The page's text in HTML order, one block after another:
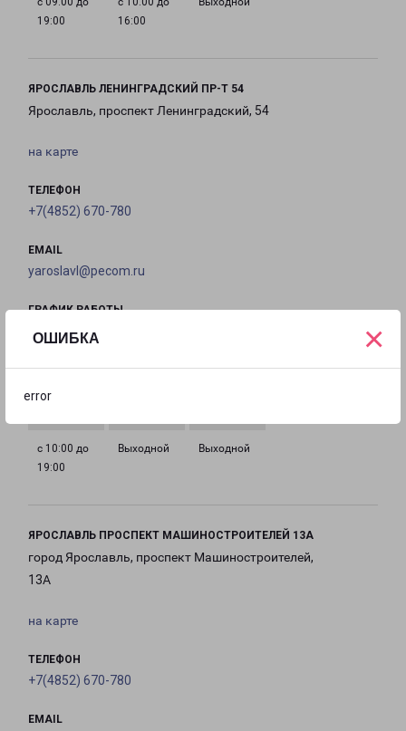
ОШИБКА
error
×
19:00
16:00
ЯРОСЛАВЛЬ ЛЕНИНГРАДСКИЙ ПР-Т 54
Ярославль, проспект Ленинградский, 54
на карте
ТЕЛЕФОН
+7(4852) 670-780
EMAIL
yaroslavl@pecom.ru
ГРАФИК РАБОТЫ
с 10:00 до
с 10:00 до
с 10:00 до
с 10:00 до
с 10:00 до
19:00
Выходной Выходной
ЯРОСЛАВЛЬ ПРОСПЕКТ МАШИНОСТРОИТЕЛЕЙ 13А
город Ярославль, проспект Машиностроителей,
13А
на карте
ТЕЛЕФОН
+7(4852) 670-780
EMAIL